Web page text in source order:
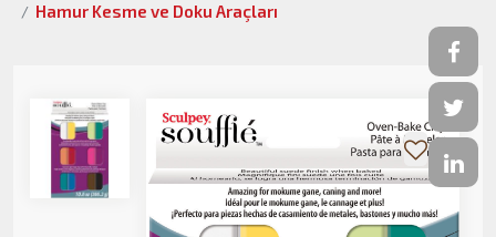
Hamur Kesme ve Doku Araçları